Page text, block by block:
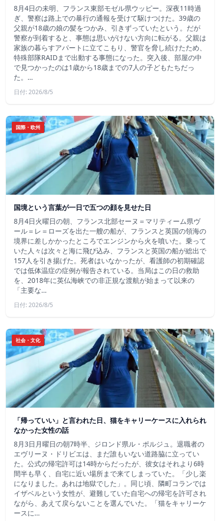
8月4日の未明、フランス東部モゼル県ウッピー。深夜11時過
ぎ、警察は路上での暴行の通報を受けて駆けつけた。39歳の
父親が18歳の娘の髪をつかみ、引きずっていたという。だが
警察が到着すると、事態は思いがけない方向に転がる。父親は
家族の暮らすアパートに立てこもり、警官を脅し続けたため、
特殊部隊RAIDまで出動する事態になった。突入後、部屋の中
で見つかったのは1歳から18歳までの7人の子どもたちだっ
た。…
日付: 2026/8/5
国際・欧州
国境という言葉が一日で五つの顔を見せた日
8月4日火曜日の朝、フランス北部セーヌ＝マリティーム県ヴ
ール＝レ＝ローズを出た一艘の船が、フランスと英国の領海の
境界に差しかかったところでエンジンから火を噴いた。乗って
いた人々は次々と海に飛び込み、フランスと英国の船が総出で
157人を引き揚げた。死者はいなかったが、看護師の初期確認
では低体温症の症例が報告されている。当局はこの日の救助
を、2018年に英仏海峡での非正規な渡航が始まって以来の
「主要な…
日付: 2026/8/5
社会・文化
「帰っていい」と言われた日、猫をキャリーケースに入れられ
なかった女性の話
8月3日月曜日の朝7時半、ジロンド県ル・ポルジュ。退職者の
エヴリーヌ・ドリビエは、まだ誰もいない道路脇に立ってい
た。公式の帰宅許可は14時からだったが、彼女はそれより6時
間半も早く、自宅に近い場所まで来てしまっていた。「少し楽
になりました。あれは地獄でした」。同じ頃、隣町コランでは
イザベルという女性が、避難していた自宅への帰宅を許可され
ながら、あえて戻らないことを選んでいた。「猫をキャリーケ
ースに…